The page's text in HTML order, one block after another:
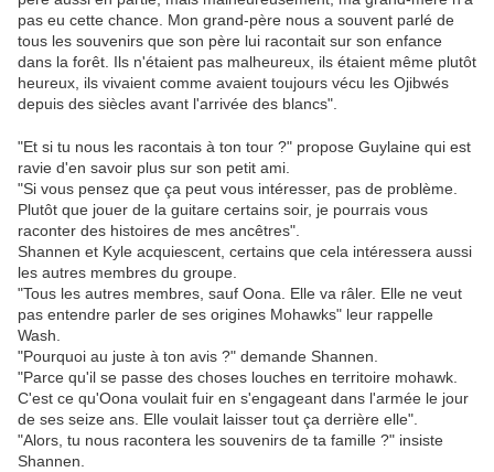
pas eu cette chance. Mon grand-père nous a souvent parlé de
tous les souvenirs que son père lui racontait sur son enfance
dans la forêt. Ils n'étaient pas malheureux, ils étaient même plutôt
heureux, ils vivaient comme avaient toujours vécu les Ojibwés
depuis des siècles avant l'arrivée des blancs".
"Et si tu nous les racontais à ton tour ?" propose Guylaine qui est
ravie d'en savoir plus sur son petit ami.
"Si vous pensez que ça peut vous intéresser, pas de problème.
Plutôt que jouer de la guitare certains soir, je pourrais vous
raconter des histoires de mes ancêtres".
Shannen et Kyle acquiescent, certains que cela intéressera aussi
les autres membres du groupe.
"Tous les autres membres, sauf Oona. Elle va râler. Elle ne veut
pas entendre parler de ses origines Mohawks" leur rappelle
Wash.
"Pourquoi au juste à ton avis ?" demande Shannen.
"Parce qu'il se passe des choses louches en territoire mohawk.
C'est ce qu'Oona voulait fuir en s'engageant dans l'armée le jour
de ses seize ans. Elle voulait laisser tout ça derrière elle".
"Alors, tu nous racontera les souvenirs de ta famille ?" insiste
Shannen.